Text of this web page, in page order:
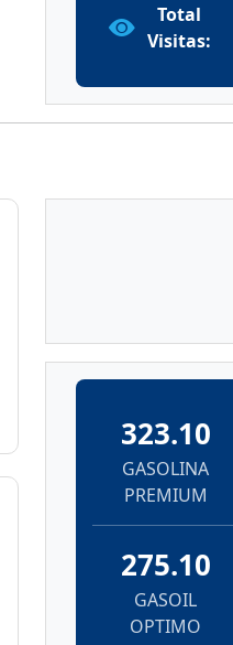
Total
Visitas:
323.10
GASOLINA
PREMIUM
275.10
GASOIL
OPTIMO